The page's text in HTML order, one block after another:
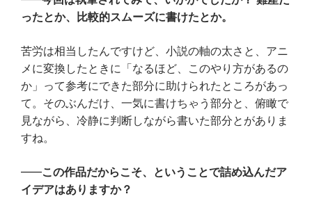
ったとか、比較的スムーズに書けたとか。
苦労は相当したんですけど、小説の軸の太さと、アニ
メに変換したときに「なるほど、このやり方があるの
か」って参考にできた部分に助けられたところがあっ
て。そのぶんだけ、一気に書けちゃう部分と、俯瞰で
見ながら、冷静に判断しながら書いた部分とがありま
すね。
この作品だからこそ、ということで詰め込んだア
イデアはありますか？